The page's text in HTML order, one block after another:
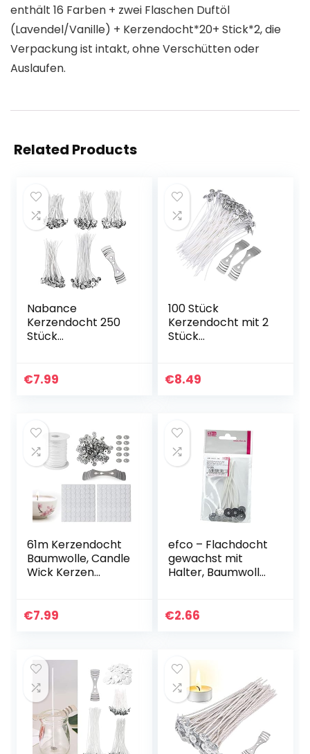
enthält 16 Farben + zwei Flaschen Duftöl
(Lavendel/Vanille) + Kerzendocht*20+ Stick*2, die
Verpackung ist intakt, ohne Verschütten oder
Auslaufen.
Related Products
Nabance
Kerzendocht 250
Stück
Kerzen Candle
€7.99
100 Stück
Kerzendocht mit 2
Stück
Gewachst, 15cm
€8.49
61m Kerzendocht
Baumwolle, Candle
Wick Kerzen
Geflochtene
€7.99
efco – Flachdocht
gewachst mit
Halter, Baumwolle,
€2.66